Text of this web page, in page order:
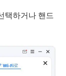
택하거나 핸드